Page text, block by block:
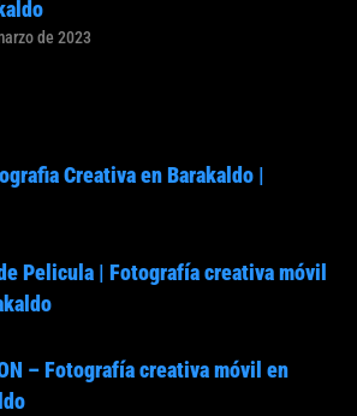
de 2023
Creativa en Barakaldo |
Pelicula | Fotografía creativa móvil
– Fotografía creativa móvil en